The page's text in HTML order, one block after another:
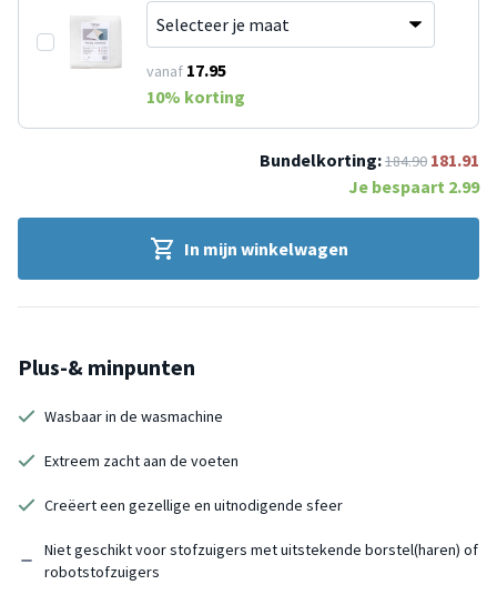
vanaf 17.95
10% korting
Bundelkorting:184.90 181.91
Je bespaart 2.99
In mijn winkelwagen
Plus-& minpunten
Wasbaar in de wasmachine
Extreem zacht aan de voeten
Creëert een gezellige en uitnodigende sfeer
Niet geschikt voor stofzuigers met uitstekende borstel(haren) of
robotstofzuigers